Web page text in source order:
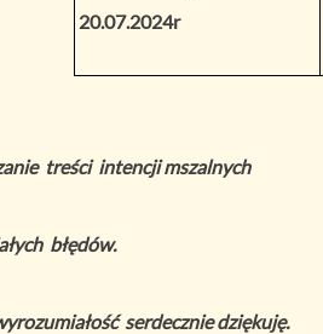
20.07.2024r
treści intencji mszalnych
błędów.
serdecznie dziękuję.